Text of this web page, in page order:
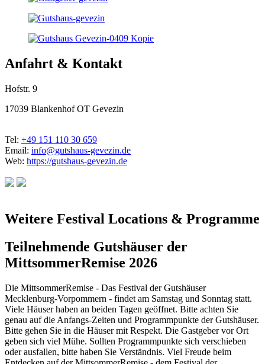
Anfahrt & Kontakt
Hofstr. 9
17039 Blankenhof OT Gevezin
Tel: +49 151 110 30 659
Email: info@gutshaus-gevezin.de
Web: https://gutshaus-gevezin.de
Weitere Festival Locations & Programme
Teilnehmende Gutshäuser der
MittsommerRemise 2026
Die MittsommerRemise - Das Festival der Gutshäuser
Mecklenburg-Vorpommern - findet am Samstag und Sonntag statt.
Viele Häuser haben an beiden Tagen geöffnet. Bitte achten Sie
genau auf die Anfangs-Zeiten und Programmpunkte der Gutshäuser.
Bitte gehen Sie in die Häuser mit Respekt. Die Gastgeber vor Ort
geben sich viel Mühe. Sollten Programmpunkte sich verschieben
oder ausfallen, bitte haben Sie Verständnis. Viel Freude beim